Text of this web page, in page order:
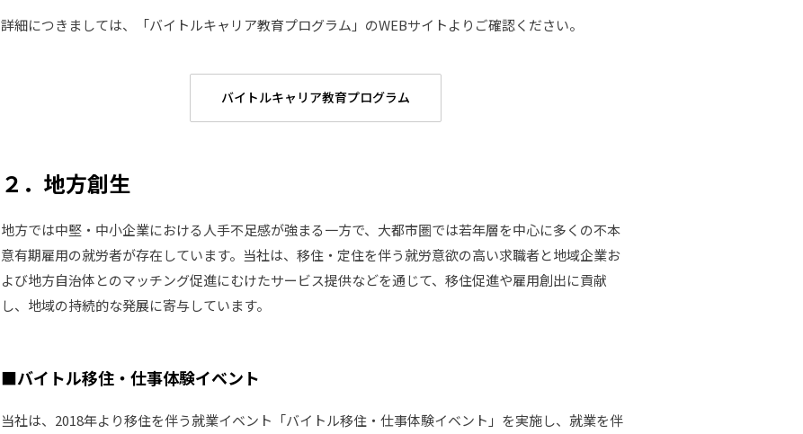
詳細につきましては、「バイトルキャリア教育プログラム」のWEBサイトよりご確認ください。
バイトルキャリア教育プログラム
２．地方創生
地方では中堅・中小企業における人手不足感が強まる一方で、大都市圏では若年層を中心に多くの不本
意有期雇用の就労者が存在しています。当社は、移住・定住を伴う就労意欲の高い求職者と地域企業お
よび地方自治体とのマッチング促進にむけたサービス提供などを通じて、移住促進や雇用創出に貢献
し、地域の持続的な発展に寄与しています。
■バイトル移住・仕事体験イベント
当社は、2018年より移住を伴う就業イベント「バイトル移住・仕事体験イベント」を実施し、就業を伴